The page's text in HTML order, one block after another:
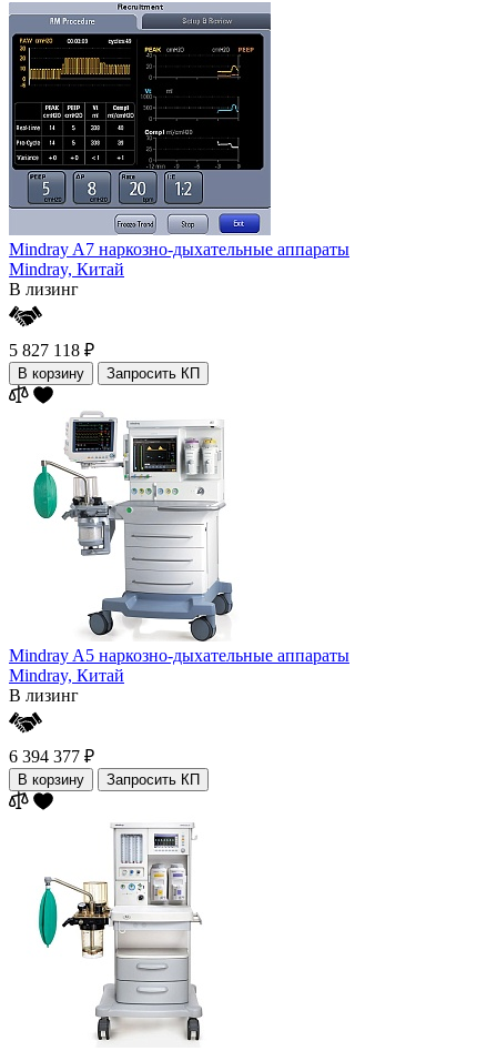
Mindray A7 наркозно-дыхательные аппараты
Mindray, Китай
В лизинг
5 827 118 ₽
В корзину Запросить КП
Mindray A5 наркозно-дыхательные аппараты
Mindray, Китай
В лизинг
6 394 377 ₽
В корзину Запросить КП